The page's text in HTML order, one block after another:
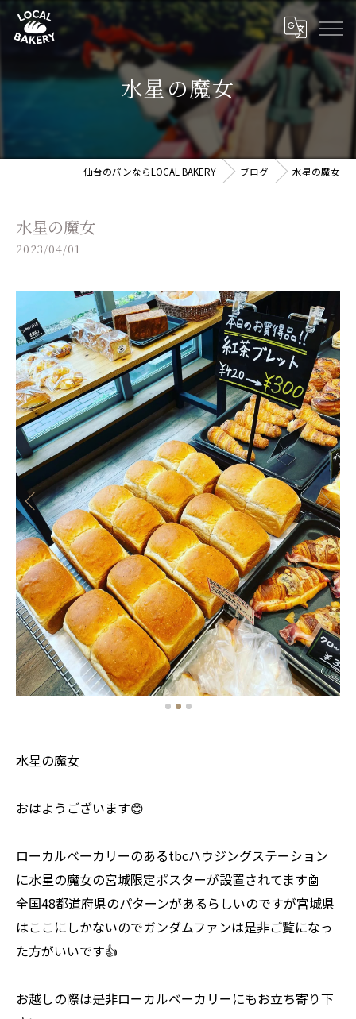
水星の魔女
仙台のパンならLOCAL BAKERY ブログ 水星の魔女
水星の魔女
2023/04/01
水星の魔女
おはようございます😊
ローカルベーカリーのあるtbcハウジングステーション
に水星の魔女の宮城限定ポスターが設置されてます🤖
全国48都道府県のパターンがあるらしいのですが宮城県
はここにしかないのでガンダムファンは是非ご覧になっ
た方がいいです👍
お越しの際は是非ローカルベーカリーにもお立ち寄り下